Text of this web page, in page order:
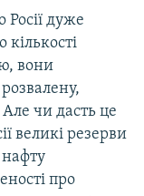
дуже
вони
Але чи дасть це
великі резерви
про